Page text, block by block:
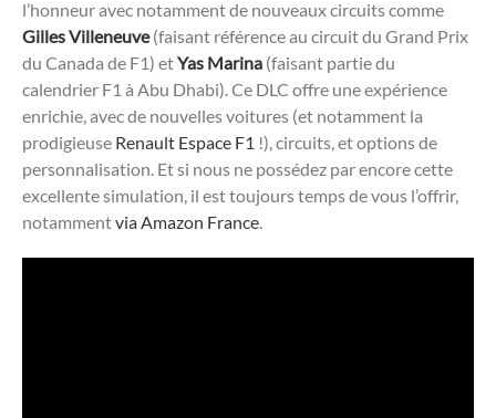
l’honneur avec notamment de nouveaux circuits comme
Gilles Villeneuve(faisant référence au circuit du Grand Prix
du Canada de F1) etYas Marina (faisant partie du
calendrier F1 à Abu Dhabi). Ce DLC offre une expérience
enrichie, avec de nouvelles voitures (et notamment la
prodigieuse Renault Espace F1 !), circuits, et options de
personnalisation. Et si nous ne possédez par encore cette
excellente simulation, il est toujours temps de vous l’offrir,
notammentvia Amazon France.